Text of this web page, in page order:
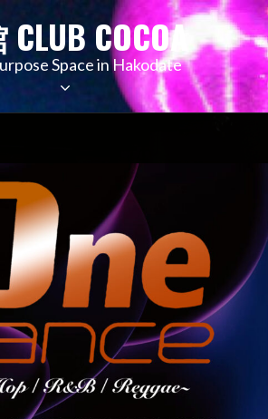
COCOA
Space in Hakodate